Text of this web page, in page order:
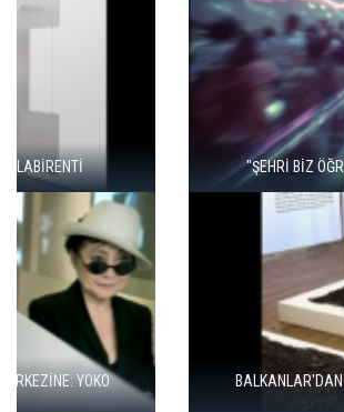
"ŞEHRİ BİZ ÖĞRENMİYORUZ,
BALKANLAR'DAN ALÇITEPE'YE GÖÇÜN